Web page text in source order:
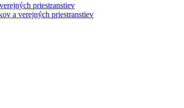
priestranstiev
a verejných priestranstiev